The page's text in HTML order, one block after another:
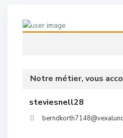
Notre métier, vous
steviesnell28